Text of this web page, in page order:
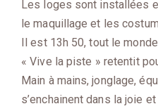
Les loges sont installées
le maquillage et les
Il est 13h 50, tout le
« Vive la piste » retentit
Main à mains, jonglage,
s’enchainent dans la joie